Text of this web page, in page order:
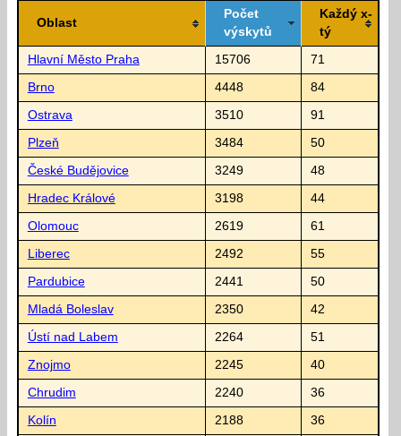
Oblast
Počet
výskytů
Každý x-
tý
Hlavní Město Praha 15706 71
Brno 4448 84
Ostrava 3510 91
Plzeň 3484 50
České Budějovice 3249 48
Hradec Králové 3198 44
Olomouc 2619 61
Liberec 2492 55
Pardubice 2441 50
Mladá Boleslav 2350 42
Ústí nad Labem 2264 51
Znojmo 2245 40
Chrudim 2240 36
Kolín 2188 36